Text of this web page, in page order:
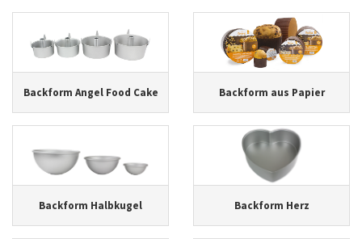
Backform Angel Food Cake Backform aus Papier
Backform Halbkugel Backform Herz